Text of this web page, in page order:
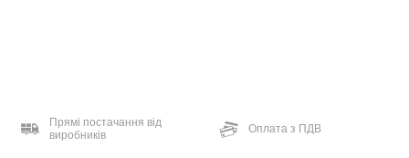
Прямі постачання від
виробників
Оплата з ПДВ